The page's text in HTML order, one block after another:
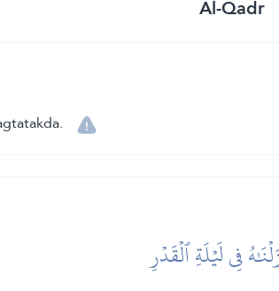
Al-Qadr
فِي لَيۡلَةِ ٱلۡقَدۡرِ